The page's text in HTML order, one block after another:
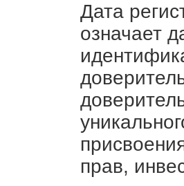
Дата
означает
прав,